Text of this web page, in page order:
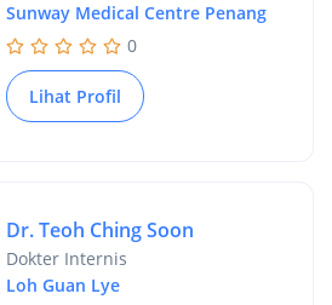
Sunway Medical Centre Penang
0
Lihat Profil
Dr. Teoh Ching Soon
Dokter Internis
Loh Guan Lye